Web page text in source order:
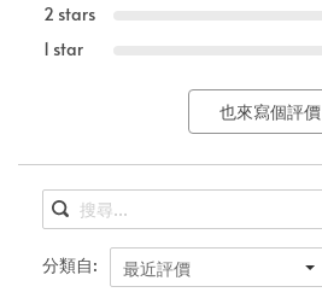
2 stars
1 star
也來寫個評價
分類自: 最近評價